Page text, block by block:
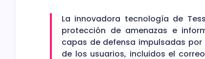
La innovadora tecnología de
protección de amenazas e
capas de defensa impulsadas
de los usuarios, incluidos el